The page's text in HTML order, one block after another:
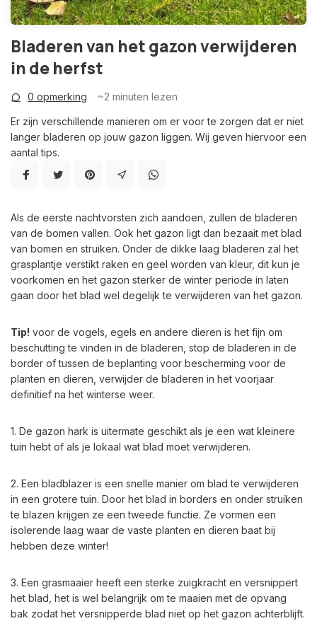
Bladeren van het gazon verwijderen
in de herfst
0 opmerking ~2 minuten lezen
Er zijn verschillende manieren om er voor te zorgen dat er niet
langer bladeren op jouw gazon liggen. Wij geven hiervoor een
aantal tips.
Als de eerste nachtvorsten zich aandoen, zullen de bladeren
van de bomen vallen. Ook het gazon ligt dan bezaait met blad
van bomen en struiken. Onder de dikke laag bladeren zal het
grasplantje verstikt raken en geel worden van kleur, dit kun je
voorkomen en het gazon sterker de winter periode in laten
gaan door het blad wel degelijk te verwijderen van het gazon.
Tip! voor de vogels, egels en andere dieren is het fijn om
beschutting te vinden in de bladeren, stop de bladeren in de
border of tussen de beplanting voor bescherming voor de
planten en dieren, verwijder de bladeren in het voorjaar
definitief na het winterse weer.
1. De gazon hark is uitermate geschikt als je een wat kleinere
tuin hebt of als je lokaal wat blad moet verwijderen.
2. Een bladblazer is een snelle manier om blad te verwijderen
in een grotere tuin. Door het blad in borders en onder struiken
te blazen krijgen ze een tweede functie. Ze vormen een
isolerende laag waar de vaste planten en dieren baat bij
hebben deze winter!
3. Een grasmaaier heeft een sterke zuigkracht en versnippert
het blad, het is wel belangrijk om te maaien met de opvang
bak zodat het versnipperde blad niet op het gazon achterblijft.